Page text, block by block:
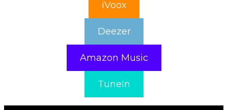
iVoox
Deezer
Amazon Music
TuneIn